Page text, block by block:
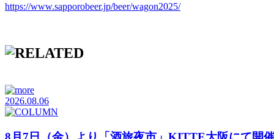
https://www.sapporobeer.jp/beer/wagon2025/
2026.08.06